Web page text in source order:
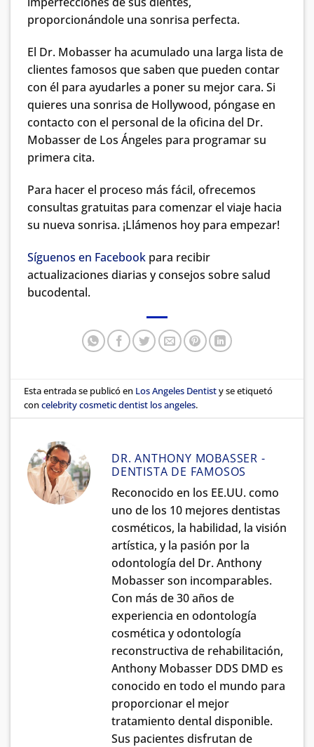
proporcionándole una sonrisa perfecta.
El Dr. Mobasser ha acumulado una larga lista de
clientes famosos que saben que pueden contar
con él para ayudarles a poner su mejor cara. Si
quieres una sonrisa de Hollywood, póngase en
contacto con el personal de la oficina del Dr.
Mobasser de Los Ángeles para programar su
primera cita.
Para hacer el proceso más fácil, ofrecemos
consultas gratuitas para comenzar el viaje hacia
su nueva sonrisa. ¡Llámenos hoy para empezar!
Síguenos en Facebook para recibir
actualizaciones diarias y consejos sobre salud
bucodental.
Esta entrada se publicó en Los Angeles Dentisty se etiquetó
concelebrity cosmetic dentist los angeles.
DR. ANTHONY MOBASSER -
DENTISTA DE FAMOSOS
Reconocido en los EE.UU. como
uno de los 10 mejores dentistas
cosméticos, la habilidad, la visión
artística, y la pasión por la
odontología del Dr. Anthony
Mobasser son incomparables.
Con más de 30 años de
experiencia en odontología
cosmética y odontología
reconstructiva de rehabilitación,
Anthony Mobasser DDS DMD es
conocido en todo el mundo para
proporcionar el mejor
tratamiento dental disponible.
Sus pacientes disfrutan de